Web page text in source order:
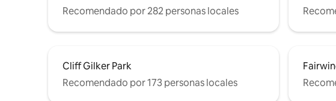
Recomendado por 282 personas locales
Cliff Gilker Park
Recomendado por 173 personas locales